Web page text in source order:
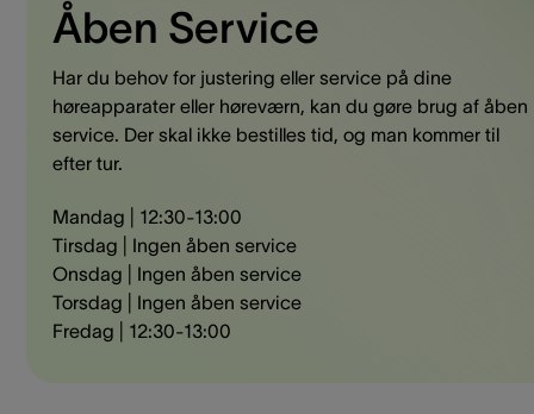
Åben Service
Har du behov for justering eller service på dine
høreapparater eller høreværn, kan du gøre brug af åben
service. Der skal ikke bestilles tid, og man kommer til
efter tur.​ ​
​ ​ Mandag | 12:30-13:00
​ Tirsdag | Ingen åben service
​ Onsdag | Ingen åben service
​ Torsdag | Ingen åben service
​ Fredag | 12:30-13:00